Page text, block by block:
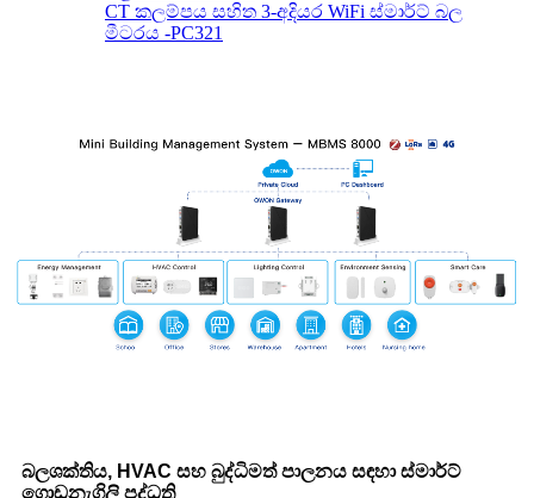
CT කලම්පය සහිත 3-අදියර WiFi ස්මාර්ට් බල
මීටරය -PC321
බලශක්තිය, HVAC සහ බුද්ධිමත් පාලනය සඳහා ස්මාර්ට්
ගොඩනැගිලි පද්ධති